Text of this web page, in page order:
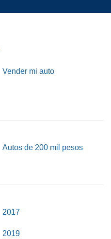
Vender mi auto
Autos de 200 mil pesos
2017
2019